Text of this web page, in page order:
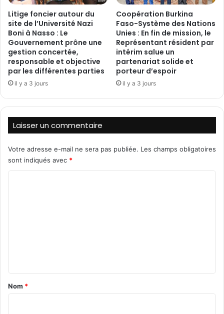
s
t
e
r
r
o
r
i
t
e
n
d
u
C
e
n
t
r
-
t
é
a
f
r
Litige foncier autour du
site de l’Université Nazi
Boni à Nasso : Le
Gouvernement prône une
gestion concertée,
responsable et objective
par les différentes parties
il y a 3 jours
‎Coopération Burkina
Faso-Système des Nations
Unies : En fin de mission, le
Représentant résident par
intérim salue un
partenariat solide et
porteur d’espoir
il y a 3 jours
Laisser un commentaire
Votre adresse e-mail ne sera pas publiée. Les champs obligatoires
sont indiqués avec *
a
Nom *